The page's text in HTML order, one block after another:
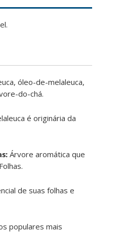
óleo-de-melaleuca,
do-chá.
é originária da
Árvore aromática que
de suas folhas e
populares mais